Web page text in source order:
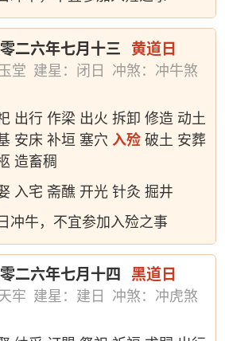
二六年七月十三 黄道日
堂 建星：闭日
冲煞：冲牛煞
出行 作梁 出火 拆卸 修造 动土
安床 补垣 塞穴 入殓 破土 安葬
造畜稠
入宅 斋醮 开光 针灸 掘井
冲牛，不宜参加入殓之事
二六年七月十四 黑道日
牢 建星：建日
冲煞：冲虎煞